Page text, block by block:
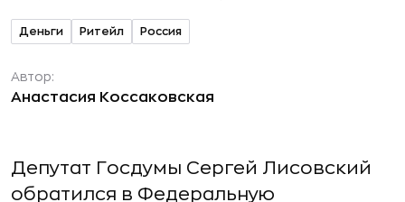
Деньги Ритейл Россия
Автор:
Анастасия Коссаковская
Депутат Госдумы Сергей Лисовский
обратился в Федеральную